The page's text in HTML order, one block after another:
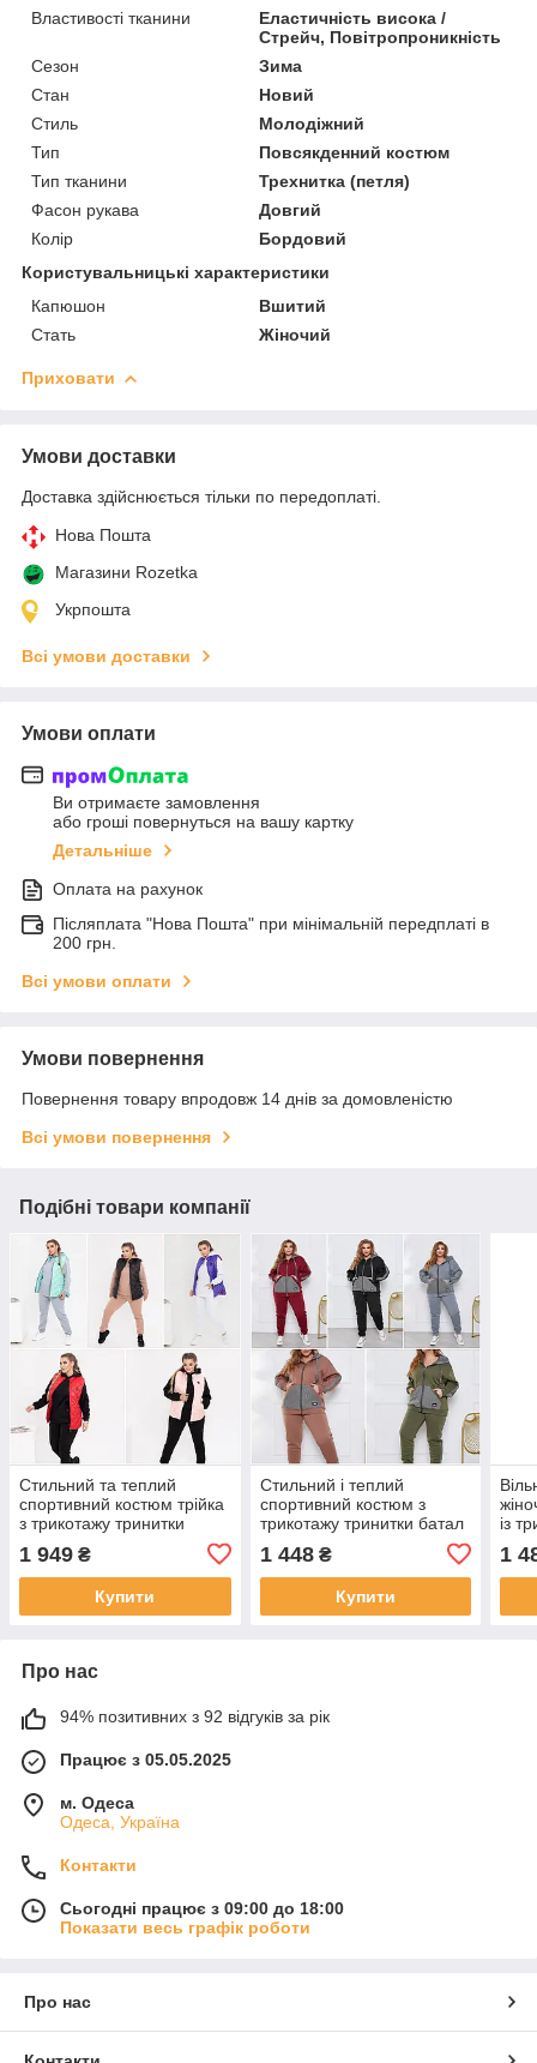
Властивості тканини
Еластичність висока /
Стрейч, Повітропроникність
Сезон
Зима
Стан
Новий
Стиль
Молодіжний
Тип
Повсякденний костюм
Тип тканини
Трехнитка (петля)
Фасон рукава
Довгий
Колір
Бордовий
Користувальницькі характеристики
Капюшон
Вшитий
Стать
Жіночий
Приховати
Умови доставки
Доставка здійснюється тільки по передоплаті.
Нова Пошта
Магазини Rozetka
Укрпошта
Всі умови доставки
Умови оплати
Ви отримаєте замовлення
або гроші повернуться на вашу картку
Детальніше
Оплата на рахунок
Післяплата "Нова Пошта" при мінімальній передплаті в
200 грн.
Всі умови оплати
Умови повернення
Повернення товару впродовж 14 днів за домовленістю
Всі умови повернення
Подібні товари компанії
Стильний та теплий
спортивний костюм трійка
з трикотажу тринитки
1 949 ₴
Купити
Стильний і теплий
спортивний костюм з
трикотажу тринитки батал
1 448₴
Купити
із
1
Про нас
94% позитивних з 92 відгуків за рік
Працює з 05.05.2025
м. Одеса
Одеса, Україна
Контакти
Сьогодні працює з 09:00 до 18:00
Показати весь графік роботи
Про нас